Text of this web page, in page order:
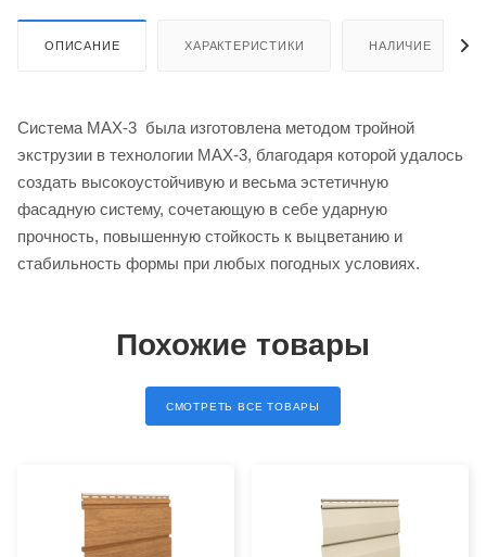
ОПИСАНИЕ ХАРАКТЕРИСТИКИ НАЛИЧИЕ
Система MAX-3 была изготовлена методом тройной
экструзии в технологии MAX-3, благодаря которой удалось
создать высокоустойчивую и весьма эстетичную
фасадную систему, сочетающую в себе ударную
прочность, повышенную стойкость к выцветанию и
стабильность формы при любых погодных условиях.
Похожие товары
СМОТРЕТЬ ВСЕ ТОВАРЫ